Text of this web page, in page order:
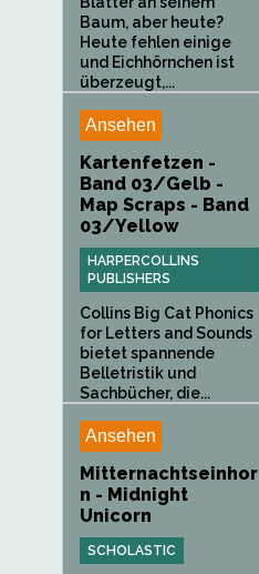
Baum, aber heute?
Heute fehlen einige
und Eichhörnchen ist
überzeugt,...
Ansehen
Kartenfetzen -
Band 03/Gelb -
Map Scraps - Band
03/Yellow
HARPERCOLLINS
PUBLISHERS
Collins Big Cat Phonics
for Letters and Sounds
bietet spannende
Belletristik und
Sachbücher, die...
Ansehen
Mitternachtseinhor
n - Midnight
Unicorn
SCHOLASTIC